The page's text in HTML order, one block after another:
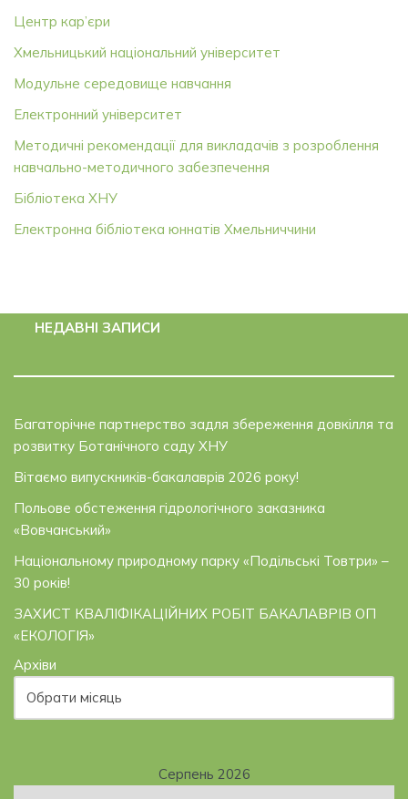
Центр кар’єри
Хмельницький національний університет
Модульне середовище навчання
Електронний університет
Методичні рекомендації для викладачів з розроблення
навчально-методичного забезпечення
Бібліотека ХНУ
Електронна бібліотека юннатів Хмельниччини
НЕДАВНІ ЗАПИСИ
Багаторічне партнерство задля збереження довкілля та
розвитку Ботанічного саду ХНУ
Вітаємо випускників-бакалаврів 2026 року!
Польове обстеження гідрологічного заказника
«Вовчанський»
Національному природному парку «Подільські Товтри» –
30 років!
ЗАХИСТ КВАЛІФІКАЦІЙНИХ РОБІТ БАКАЛАВРІВ ОП
«ЕКОЛОГІЯ»
Архіви
Серпень 2026